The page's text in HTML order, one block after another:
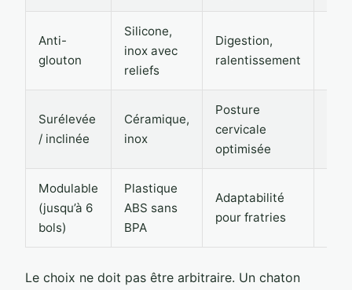
Anti-
glouton
Silicone,
inox avec
reliefs
Digestion,
ralentissement
Surélevée
/ inclinée
Céramique,
inox
Posture
cervicale
optimisée
Modulable
(jusqu’à 6
bols)
Plastique
ABS sans
BPA
Adaptabilité
pour fratries
Le choix ne doit pas être arbitraire. Un chaton